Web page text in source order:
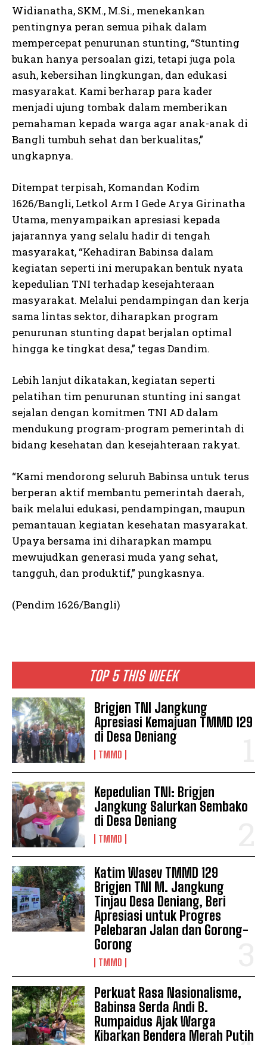
TOP 5 THIS WEEK
Brigjen TNI Jangkung
Apresiasi Kemajuan TMMD 129
di Desa Deniang
TMMD
Kepedulian TNI: Brigjen
Jangkung Salurkan Sembako
di Desa Deniang
TMMD
Katim Wasev TMMD 129
Brigjen TNI M. Jangkung
Tinjau Desa Deniang, Beri
Apresiasi untuk Progres
Pelebaran Jalan dan Gorong-
Gorong
TMMD
Perkuat Rasa Nasionalisme,
Babinsa Serda Andi B.
Rumpaidus Ajak Warga
Kibarkan Bendera Merah Putih
Widianatha, SKM., M.Si., menekankan
pentingnya peran semua pihak dalam
mempercepat penurunan stunting, “Stunting
bukan hanya persoalan gizi, tetapi juga pola
asuh, kebersihan lingkungan, dan edukasi
masyarakat. Kami berharap para kader
menjadi ujung tombak dalam memberikan
pemahaman kepada warga agar anak-anak di
Bangli tumbuh sehat dan berkualitas,”
ungkapnya.
Ditempat terpisah, Komandan Kodim
1626/Bangli, Letkol Arm I Gede Arya Girinatha
Utama, menyampaikan apresiasi kepada
jajarannya yang selalu hadir di tengah
masyarakat, “Kehadiran Babinsa dalam
kegiatan seperti ini merupakan bentuk nyata
kepedulian TNI terhadap kesejahteraan
masyarakat. Melalui pendampingan dan kerja
sama lintas sektor, diharapkan program
penurunan stunting dapat berjalan optimal
hingga ke tingkat desa,” tegas Dandim.
Lebih lanjut dikatakan, kegiatan seperti
pelatihan tim penurunan stunting ini sangat
sejalan dengan komitmen TNI AD dalam
mendukung program-program pemerintah di
bidang kesehatan dan kesejahteraan rakyat.
“Kami mendorong seluruh Babinsa untuk terus
berperan aktif membantu pemerintah daerah,
baik melalui edukasi, pendampingan, maupun
pemantauan kegiatan kesehatan masyarakat.
Upaya bersama ini diharapkan mampu
mewujudkan generasi muda yang sehat,
tangguh, dan produktif,” pungkasnya.
(Pendim 1626/Bangli)